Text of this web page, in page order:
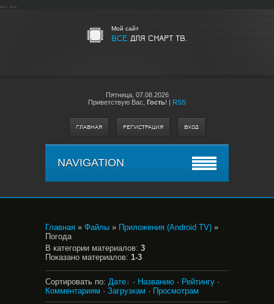
... ...
Мой сайт
ВСЕ ДЛЯ СМАРТ ТВ.
Пятница, 07.08.2026
Приветствую Вас Гость! | RSS
ГЛАВНАЯ РЕГИСТРАЦИЯ ВХОД
NAVIGATION
Главная » Файлы » Приложения (Android TV) »
Погода
В категории материалов: 3
Показано материалов: 1-3
Сортировать по: Дате · Названию · Рейтингу ·
Комментариям · Загрузкам · Просмотрам